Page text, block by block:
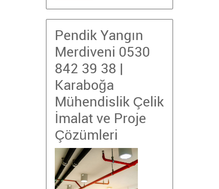
Pendik Yangın
Merdiveni 0530
842 39 38 |
Karaboğa
Mühendislik Çelik
İmalat ve Proje
Çözümleri